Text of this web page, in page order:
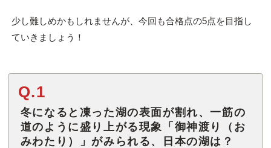
少し難しめかもしれませんが、今回も合格点の5点を目指し
ていきましょう！
Q.1
冬になると凍った湖の表面が割れ、一筋の
道のように盛り上がる現象「御神渡り（お
みわたり）」がみられる、日本の湖は？